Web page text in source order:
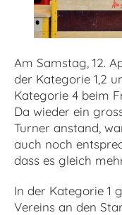
Am Samstag, 12.
der Kategorie 1,2
Kategorie 4 beim
Da wieder ein
Turner anstand,
auch noch
dass es gleich
In der Kategorie 1
Vereins an den